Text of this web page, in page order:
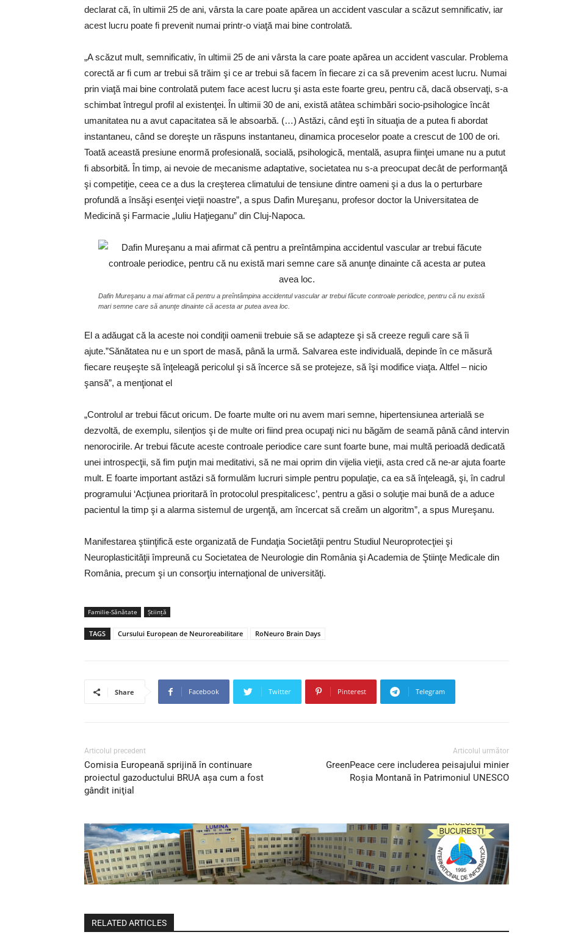
declarat că, în ultimii 25 de ani, vârsta la care poate apărea un accident vascular a scăzut semnificativ, iar
acest lucru poate fi prevenit numai printr-o viaţă mai bine controlată.
„A scăzut mult, semnificativ, în ultimii 25 de ani vârsta la care poate apărea un accident vascular. Problema
corectă ar fi cum ar trebui să trăim şi ce ar trebui să facem în fiecare zi ca să prevenim acest lucru. Numai
prin viaţă mai bine controlată putem face acest lucru şi asta este foarte greu, pentru că, dacă observaţi, s-a
schimbat întregul profil al existenţei. În ultimii 30 de ani, există atâtea schimbări socio-psihologice încât
umanitatea nu a avut capacitatea să le absoarbă. (…) Astăzi, când eşti în situaţia de a putea fi abordat
instantaneu, când se doreşte un răspuns instantaneu, dinamica proceselor poate a crescut de 100 de ori.
Toată această presiune enormă profesională, socială, psihologică, mentală, asupra fiinţei umane nu a putut
fi absorbită. În timp, ai nevoie de mecanisme adaptative, societatea nu s-a preocupat decât de performanţă
şi competiţie, ceea ce a dus la creşterea climatului de tensiune dintre oameni şi a dus la o perturbare
profundă a însăşi esenţei vieţii noastre”, a spus Dafin Mureşanu, profesor doctor la Universitatea de
Medicină şi Farmacie „Iuliu Haţieganu” din Cluj-Napoca.
Dafin Mureşanu a mai afirmat că pentru a preîntâmpina accidentul vascular ar trebui făcute controale periodice, pentru că nu există
mari semne care să anunţe dinainte că acesta ar putea avea loc.
El a adăugat că la aceste noi condiţii oamenii trebuie să se adapteze şi să creeze reguli care să îi
ajute.”Sănătatea nu e un sport de masă, până la urmă. Salvarea este individuală, depinde în ce măsură
fiecare reuşeşte să înţeleagă pericolul şi să încerce să se protejeze, să îşi modifice viaţa. Altfel – nicio
şansă”, a menţionat el
„Controlul ar trebui făcut oricum. De foarte multe ori nu avem mari semne, hipertensiunea arterială se
dezvoltă, de exemplu, silenţios şi de multe ori fiind prea ocupaţi nici nu băgăm de seamă până când intervin
nenorocirile. Ar trebui făcute aceste controale periodice care sunt foarte bune, mai multă perioadă dedicată
unei introspecţii, să fim puţin mai meditativi, să ne mai oprim din vijelia vieţii, asta cred că ne-ar ajuta foarte
mult. E foarte important astăzi să formulăm lucruri simple pentru populaţie, ca ea să înţeleagă, şi, în cadrul
programului ‘Acţiunea prioritară în protocolul prespitalicesc’, pentru a găsi o soluţie mai bună de a aduce
pacientul la timp şi a alarma sistemul de urgenţă, am încercat să creăm un algoritm”, a spus Mureşanu.
Manifestarea ştiinţifică este organizată de Fundaţia Societăţii pentru Studiul Neuroprotecţiei şi
Neuroplasticităţii împreună cu Societatea de Neurologie din România şi Academia de Ştiinţe Medicale din
România, precum şi un consorţiu internaţional de universităţi.
Familie-Sănătate Ştiinţă
TAGS Cursului European de Neuroreabilitare RoNeuro Brain Days
Share Facebook Twitter Pinterest Telegram
Articolul precedent
Comisia Europeană sprijină în continuare
proiectul gazoductului BRUA aşa cum a fost
gândit iniţial
Articolul următor
GreenPeace cere includerea peisajului minier
Roşia Montană în Patrimoniul UNESCO
RELATED ARTICLES